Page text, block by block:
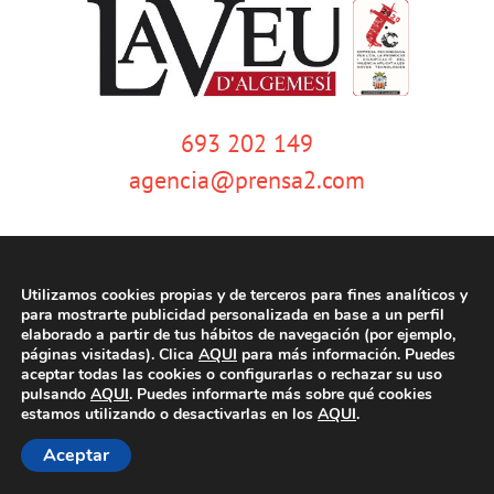
693 202 149
agencia@prensa2.com
© Copyright 2020 | La Veu d'Algemesí | Tots els drets reservats |Aviso
legal |Política de privacidad|Política de cookies | Dissenyat per
tecniwebs
Utilizamos cookies propias y de terceros para fines analíticos y
para mostrarte publicidad personalizada en base a un perfil
elaborado a partir de tus hábitos de navegación (por ejemplo,
páginas visitadas). Clica AQUI para más información. Puedes
aceptar todas las cookies o configurarlas o rechazar su uso
pulsando AQUI. Puedes informarte más sobre qué cookies
estamos utilizando o desactivarlas en los AQUI.
Aceptar